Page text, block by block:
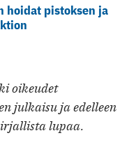
hoidat pistoksen ja
oikeudet
julkaisu ja edelleen
lupaa.